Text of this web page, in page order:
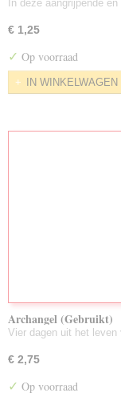
In deze aangrijpende
€ 1,25
✓ Op voorraad
IN WINKELWAGEN
Archangel (Gebruikt)
Vier dagen uit het
€ 2,75
✓ Op voorraad